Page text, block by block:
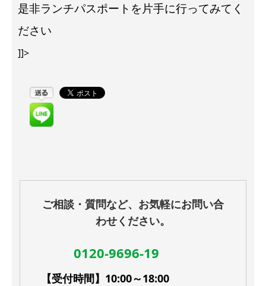
是非ランチパスポートを片手に行ってみてく
ださい
]]>
ご相談・質問など、お気軽にお問い合
わせください。
0120-9696-19
【受付時間】10:00～18:00